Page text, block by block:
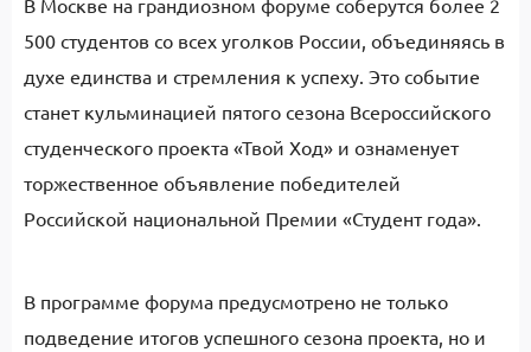
В Москве на грандиозном форуме соберутся более 2
500 студентов со всех уголков России, объединяясь в
духе единства и стремления к успеху. Это событие
станет кульминацией пятого сезона Всероссийского
студенческого проекта «Твой Ход» и ознаменует
торжественное объявление победителей
Российской национальной Премии «Студент года».
В программе форума предусмотрено не только
подведение итогов успешного сезона проекта, но и